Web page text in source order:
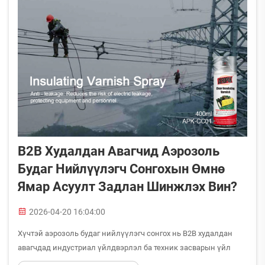
B2B Худалдан Авагчид Аэрозоль
Будаг Нийлүүлэгч Сонгохын Өмнө
Ямар Асуулт Задлан Шинжлэх Вин?
2026-04-20 16:04:00
Хүчтэй аэрозоль будаг нийлүүлэгч сонгох нь B2B худалдан
авагчдад индустриал үйлдвэрлэл ба техник засварын үйл
ажиллагаанд хамгийн чухал худалдан авах шийдвэрүүдийн